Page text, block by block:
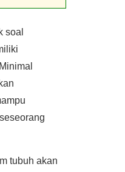
soal
tubuh akan